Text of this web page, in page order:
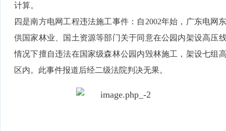
计算。
四是南方电网工程违法施工事件：自2002年始，广东电网
供国家林业、国土资源等部门关于同意在公园内架设高压
情况下擅自违法在国家级森林公园内毁林施工，架设七组
区内。此事件报道后经二级法院判决无果。